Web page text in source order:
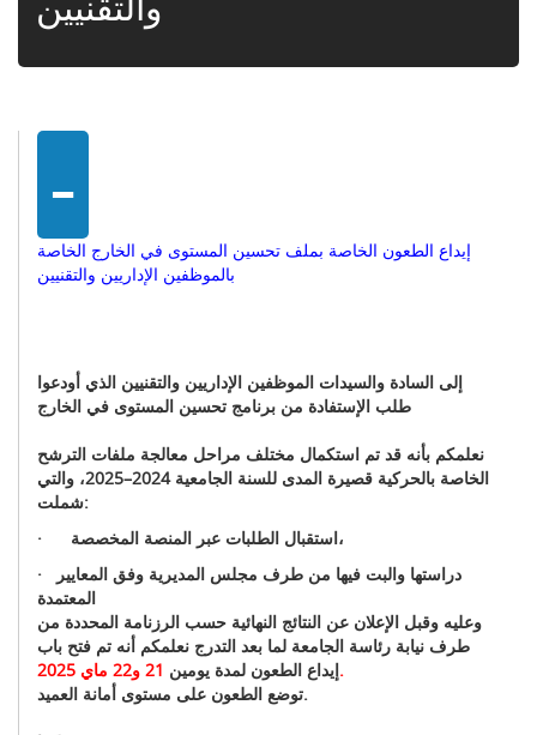
-
إيداع الطعون الخاصة بملف تحسين المستوى في الخارج الخاصة
بالموظفين الإداريين والتقنيين
إلى السادة والسيدات الموظفين الإداريين والتقنيين الذي أودعوا
نعلمكم بأنه قد تم استكمال مختلف مراحل معالجة ملفات الترشح
الخاصة بالحركية قصيرة المدى للسنة الجامعية 2024–2025، والتي
شملت:
·
استقبال الطلباتعبر المنصة المخصصة،
·
دراستها والبت فيها من طرف مجلس المديرية وفق المعايير
المعتمدة
وعليه وقبل الإعلان عن النتائج النهائية حسب الرزنامة المحددة من
طرف نيابة رئاسة الجامعة لما بعد التدرج نعلمكم أنه تم فتح باب
إيداع الطعون لمدة يومين21 و22 ماي 2025.
توضع الطعون على مستوى أمانة العميد.